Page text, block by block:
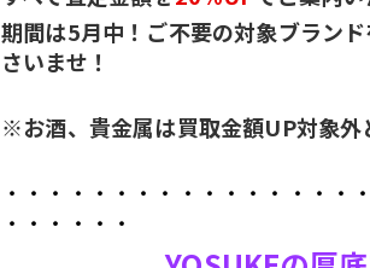
期間は5月中！ご不要の対象ブラン
さいませ！
※お酒、貴金属は買取金額UP対象外
・・・・・・・・・・・・・・・・
・・・・・・